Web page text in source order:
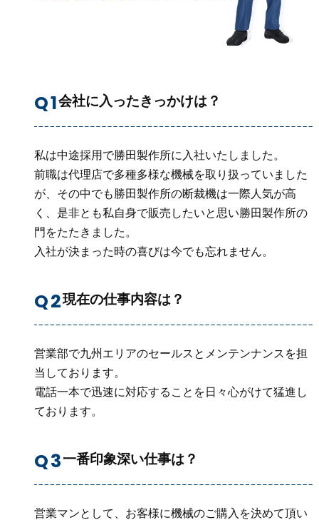
会社に入ったきっかけは？
私は中途採用で勝田製作所に入社いたしました。
前職は代理店で多種多様な機械を取り扱っていました
が、その中でも勝田製作所の断裁機は一際人気が高
く、是非とも私自身で販売したいと思い勝田製作所の
門をたたきました。
入社が決まった時の喜びは今でも忘れません。
現在の仕事内容は？
営業部で九州エリアのセールスとメンテンナンスを担
当しております。
電話一本で迅速に対応することを日々心がけて猛進し
ております。
一番印象深い仕事は？
営業マンとして、お客様に機械のご購入を決めて頂い